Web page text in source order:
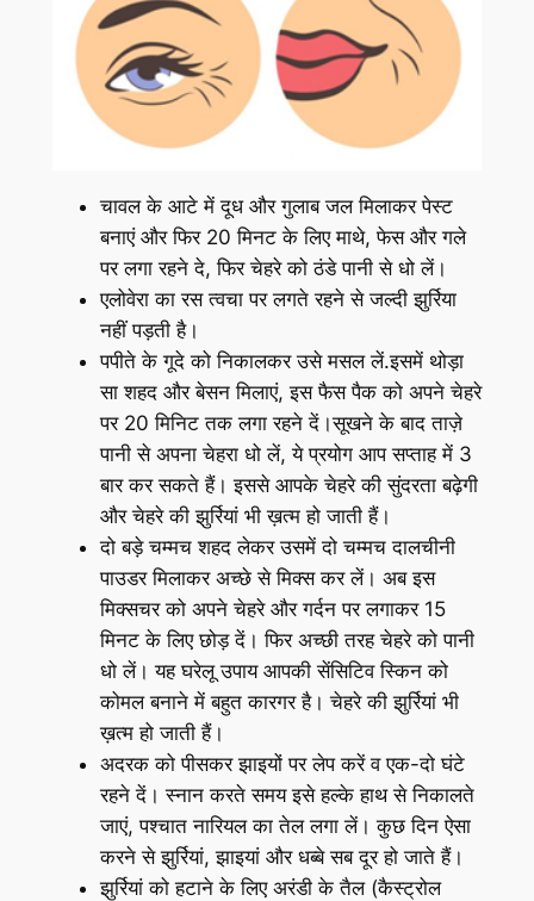
चावल के आटे में दूध और गुलाब जल मिलाकर पेस्ट
बनाएं और फिर 20 मिनट के लिए माथे, फेस और गले
पर लगा रहने दे, फिर चेहरे को ठंडे पानी से धो लें।
एलोवेरा का रस त्वचा पर लगते रहने से जल्दी झुर्रिया
नहीं पड़ती है।
पपीते के गूदे को निकालकर उसे मसल लें.इसमें थोड़ा
सा शहद और बेसन मिलाएं, इस फैस पैक को अपने चेहरे
पर 20 मिनिट तक लगा रहने दें।सूखने के बाद ताज़े
पानी से अपना चेहरा धो लें, ये प्रयोग आप सप्ताह में 3
बार कर सकते हैं। इससे आपके चेहरे की सुंदरता बढ़ेगी
और चेहरे की झुर्रियां भी ख़त्म हो जाती हैं।
दो बड़े चम्‍मच शहद लेकर उसमें दो चम्‍मच दालचीनी
पाउडर मिलाकर अच्‍छे से मिक्‍स कर लें। अब इस
मिक्सचर को अपने चेहरे और गर्दन पर लगाकर 15
मिनट के लिए छोड़ दें। फिर अच्‍छी तरह चेहरे को पानी
धो लें। यह घरेलू उपाय आपकी सेंसिटिव स्किन को
कोमल बनाने में बहुत कारगर है। चेहरे की झुर्रियां भी
ख़त्म हो जाती हैं।
अदरक को पीसकर झाइयों पर लेप करें व एक-दो घंटे
रहने दें। स्नान करते समय इसे हल्के हाथ से निकालते
जाएं, पश्चात नारियल का तेल लगा लें। कुछ दिन ऐसा
करने से झुर्रियां, झाइयां और धब्बे सब दूर हो जाते हैं।
झुर्रियां को हटाने के लिए अरंडी के तैल (कैस्ट्रोल